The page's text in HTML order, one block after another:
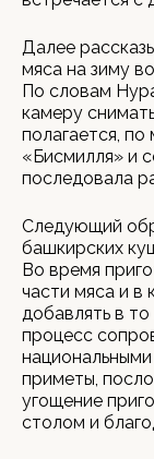
Далее
мяса на зиму
По словам
камеру
полагается, по
«Бисмилля» и
последовала
Следующий
башкирских
Во время
части мяса и в
добавлять в
процесс
приметы,
угощение
столом и